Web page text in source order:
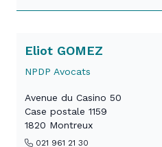
Eliot GOMEZ
NPDP Avocats
Avenue du Casino 50
Case postale 1159
1820 Montreux
021 961 21 30